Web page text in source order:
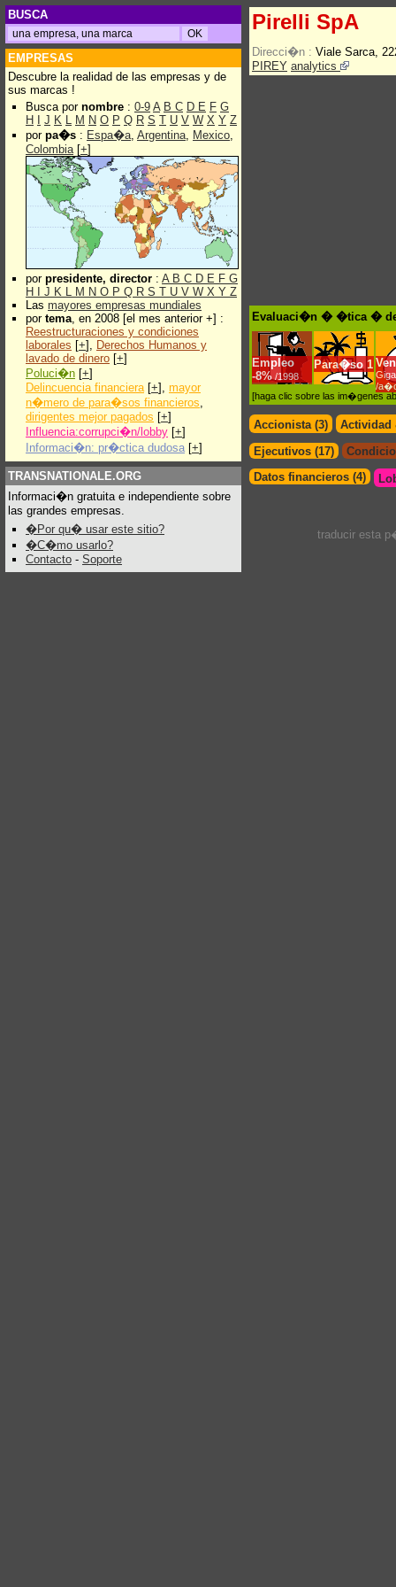
BUSCA
EMPRESAS
Descubre la realidad de las empresas y de
sus marcas !
Busca por nombre : 0-9 A B C D E F G
H
J K L M N O P Q R S T U V W X Y Z
por pa�s : Espa�a, Argentina, Mexico,
Colombia[+]
por presidente, director : A B C D E F G
H
J K L M N O P Q R S T U V W X Y Z
Las mayores empresas mundiales
por tema, en 2008 [el mes anterior +] :
Reestructuraciones y condiciones
laborales [+], Derechos Humanos y
lavado de dinero [+]
Poluci�n [+]
Delincuencia financiera[+], mayor
n�mero de para�sos financieros,
dirigentes mejor pagados [+]
Influencia:corrupci�n/lobby [+]
Informaci�n: pr�ctica dudosa [+]
TRANSNATIONALE.ORG
Informaci�n gratuita e independiente sobre
las grandes empresas.
�Por qu� usar este sitio?
�C�mo usarlo?
Contacto - Soporte
Pirelli SpA
Direcci�n : Viale Sarca,
PIREY analytics
Evaluaci�n � �tica �
Empleo
-8% /1998
Para�so 1
/
[haga clic sobre las im�genes
Accionista (3)
Actividad
Ejecutivos (17)
Datos financieros (4)
traducir esta